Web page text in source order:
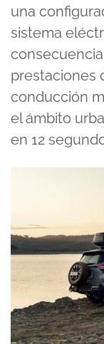
una
sistema
prestaciones
conducción
el ámbito
en 12